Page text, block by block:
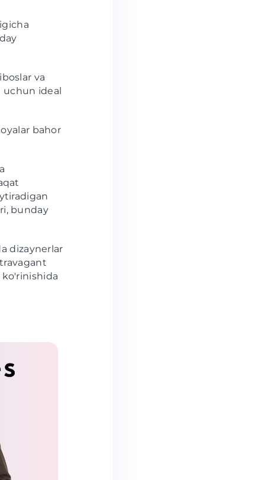
va
ideal
bahor
bunday
dizaynerlar